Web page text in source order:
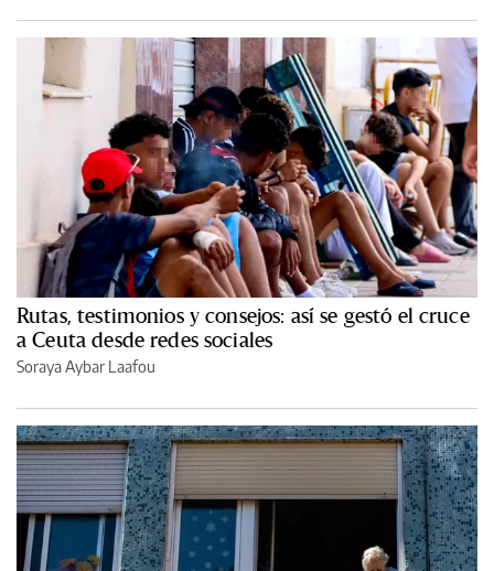
Rutas, testimonios y consejos: así se gestó el cruce
a Ceuta desde redes sociales
Soraya Aybar Laafou